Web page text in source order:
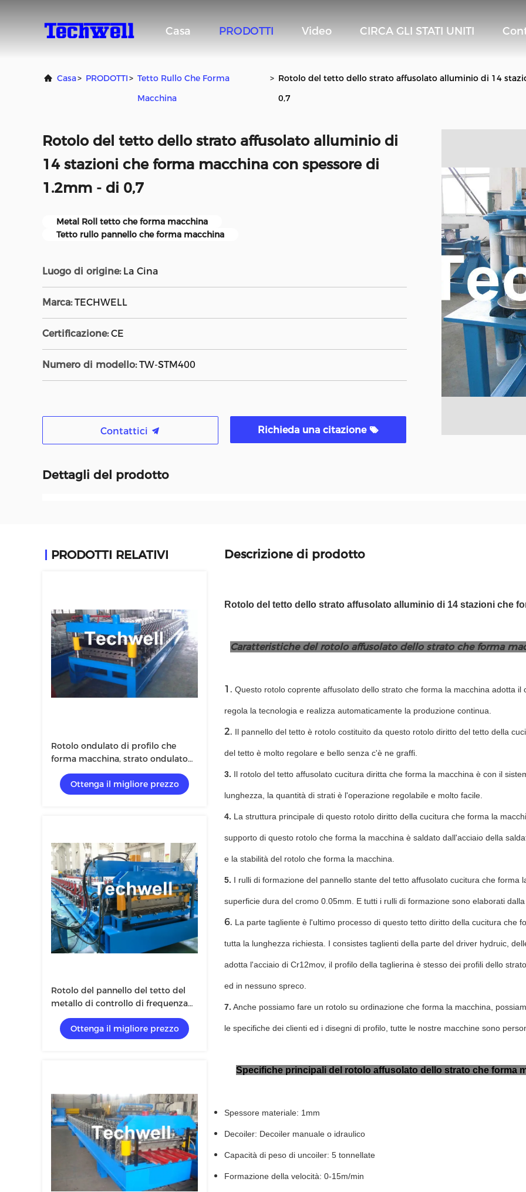
Casa PRODOTTI Video CIRCA GLI STATI UNITI
Casa> PRODOTTI> Tetto Rullo Che Forma
Macchina
> Rotolo del tetto dello strato affusolato alluminio di 14
0,7
Rotolo del tetto dello strato affusolato alluminio di
14 stazioni che forma macchina con spessore di
1.2mm - di 0,7
Metal Roll tetto che forma macchina
Tetto rullo pannello che forma macchina
Luogo di origine: La Cina
Marca: TECHWELL
Certificazione: CE
Numero di modello: TW-STM400
Contattici Richieda una citazione
Dettagli del prodotto
PRODOTTI RELATIVI
Rotolo ondulato di profilo che
forma macchina, strato ondulato
che fa macchina con il sistema di
controllo dello SpA
Ottenga il migliore prezzo
Rotolo del pannello del tetto del
metallo di controllo di frequenza
dello SpA che forma macchina con
l'acciaio di colore, materia prima di
PPGI
Ottenga il migliore prezzo
Descrizione di prodotto
Rotolo del tetto dello strato affusolato alluminio di 14 stazioni che
Caratteristiche del rotolo affusolato dello strato che forma
1. Questo rotolo coprente affusolato dello strato che forma la macchina adotta
regola la tecnologia e realizza automaticamente la produzione continua.
2. Il pannello del tetto è rotolo costituito da questo rotolo diritto del tetto della
del tetto è molto regolare e bello senza c'è ne graffi.
3. Il rotolo del tetto affusolato cucitura diritta che forma la macchina è con il
lunghezza, la quantità di strati è l'operazione regolabile e molto facile.
4. La struttura principale di questo rotolo diritto della cucitura che forma la
supporto di questo rotolo che forma la macchina è saldato dall'acciaio della
e la stabilità del rotolo che forma la macchina.
5. I rulli di formazione del pannello stante del tetto affusolato cucitura che forma
superficie dura del cromo 0.05mm. E tutti i rulli di formazione sono elaborati
6. La parte tagliente è l'ultimo processo di questo tetto diritto della cucitura che
tutta la lunghezza richiesta. I consistes taglienti della parte del driver hydruic,
adotta l'acciaio di Cr12mov, il profilo della taglierina è stesso dei profili dello
ed in nessuno spreco.
7. Anche possiamo fare un rotolo su ordinazione che forma la macchina,
le specifiche dei clienti ed i disegni di profilo, tutte le nostre macchine sono
Specifiche principali del rotolo affusolato dello strato che forma
Spessore materiale: 1mm
Decoiler: Decoiler manuale o idraulico
Capacità di peso di uncoiler: 5 tonnellate
Formazione della velocità: 0-15m/min